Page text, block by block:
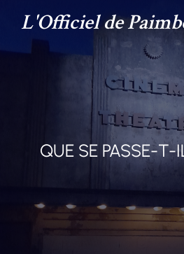
L'Officiel de
QUE SE PASSE-T-